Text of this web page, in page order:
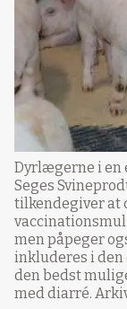
Dyrlægerne i en
Seges
tilkendegiver at
men påpeger
inkluderes i
den bedst
med diarré.